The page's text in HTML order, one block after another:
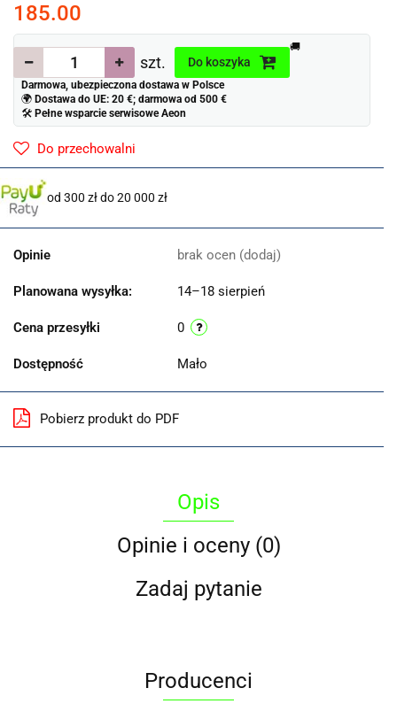
185.00
szt. Do koszyka
🚚
Darmowa, ubezpieczona dostawa w Polsce
🌍 Dostawa do UE: 20 €; darmowa od 500 €
🛠 Pełne wsparcie serwisowe Aeon
Do przechowalni
od 300 zł do 20 000 zł
Opinie brak ocen (dodaj)
Planowana wysyłka: 14–18 sierpień
Cena przesyłki 0
Dostępność Mało
Pobierz produkt do PDF
Opis
Opinie i oceny (0)
Zadaj pytanie
Producenci